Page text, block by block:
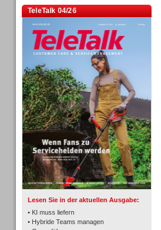
TeleTalk 04/26
Lesen Sie in der aktuellen Ausgabe:
• KI muss liefern
• Hybride Teams managen
TK- und ACD-Systeme